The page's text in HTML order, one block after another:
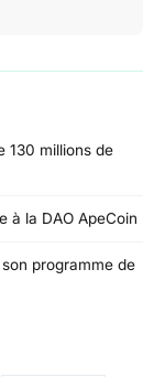
130 millions de
à la DAO ApeCoin
programme de